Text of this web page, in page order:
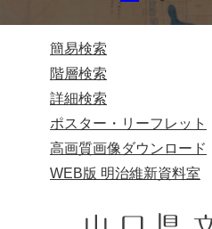
簡易検索
階層検索
詳細検索
ポスター・リーフレット
高画質画像ダウンロード
WEB版 明治維新資料室